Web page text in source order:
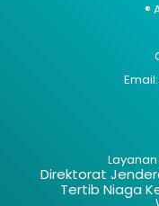
®
Direktorat
Tertib Niaga